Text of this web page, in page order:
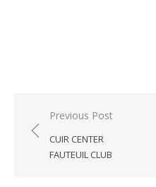
Post
navigation
Previous Post
CUIR CENTER
FAUTEUIL CLUB